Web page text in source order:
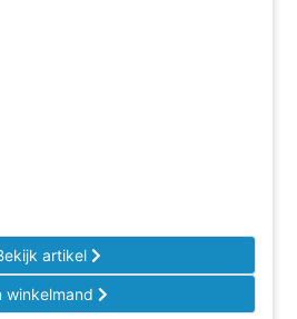
artikel
winkelmand